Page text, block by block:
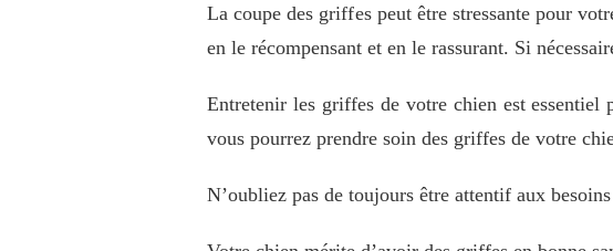
La coupe des griffes peut être stressante pour
en le récompensant et en le rassurant. Si
Entretenir les griffes de votre chien est essentiel
vous pourrez prendre soin des griffes de votre
N’oubliez pas de toujours être attentif aux